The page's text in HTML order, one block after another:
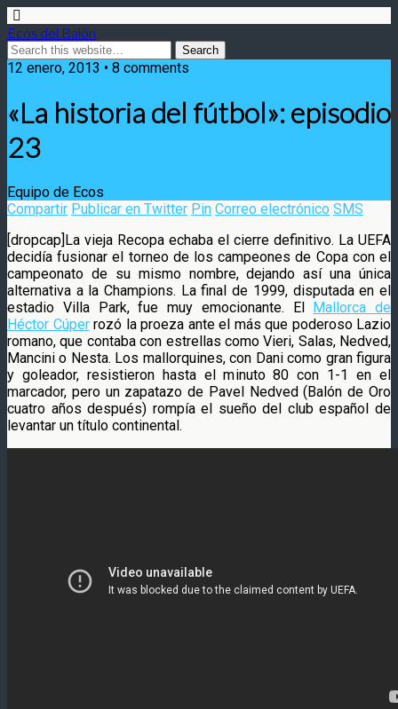
Ecos del Balón
12 enero, 2013 • 8 comments
«La historia del fútbol»: episodio
23
Equipo de Ecos
Compartir Publicar en Twitter Pin Correo electrónico SMS
[dropcap]La vieja Recopa echaba el cierre definitivo. La UEFA
decidía fusionar el torneo de los campeones de Copa con el
campeonato de su mismo nombre, dejando así una única
alternativa a la Champions. La final de 1999, disputadaen el
estadio Villa Park, fue muy emocionante. El Mallorca de
Héctor Cúperrozó la proeza ante el más que poderoso Lazio
romano, que contaba con estrellas como Vieri, Salas, Nedved,
Mancini o Nesta. Los mallorquines, con Dani como gran figura
y goleador, resistieron hasta el minuto 80 con 1-1 en el
marcador, pero un zapatazo de Pavel Nedved (Balón de Oro
cuatro años después) rompía el sueño del club español de
levantar un título continental.